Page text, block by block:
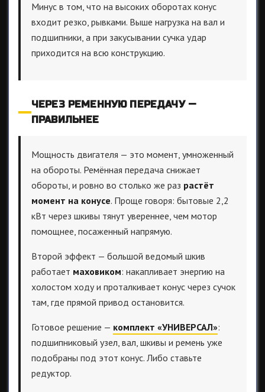
Минус в том, что на высоких оборотах конус
входит резко, рывками. Выше нагрузка на вал и
подшипники, а при закусывании сучка удар
приходится на всю конструкцию.
ЧЕРЕЗ РЕМЕННУЮ ПЕРЕДАЧУ —
ПРАВИЛЬНЕЕ
Мощность двигателя — это момент, умноженный
на обороты. Ремённая передача снижает
обороты, и ровно во столько же раз растёт
момент на конусе. Проще говоря: бытовые 2,2
кВт через шкивы тянут увереннее, чем мотор
помощнее, посаженный напрямую.
Второй эффект — большой ведомый шкив
работает маховиком: накапливает энергию на
холостом ходу и проталкивает конус через сучок
там, где прямой привод остановится.
Готовое решение — комплект «УНИВЕРСАЛ»:
подшипниковый узел, вал, шкивы и ремень уже
подобраны под этот конус. Либо ставьте
редуктор.